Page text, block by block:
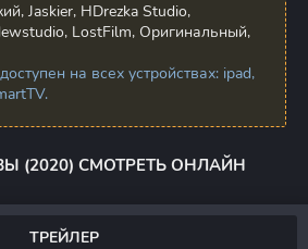
Jaskier, HDrezka Studio,
LostFilm, Оригинальный,
на всех устройствах: ipad,
(2020) СМОТРЕТЬ ОНЛАЙН
ТРЕЙЛЕР